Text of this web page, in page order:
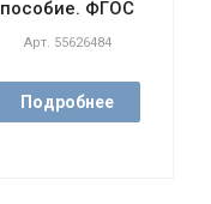
пособие. ФГОС
Арт. 55626484
Подробнее